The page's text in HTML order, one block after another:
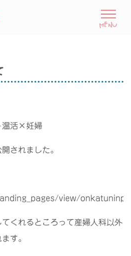
温活×妊婦
されました。
view/
くれるところって産婦人科以外
す。